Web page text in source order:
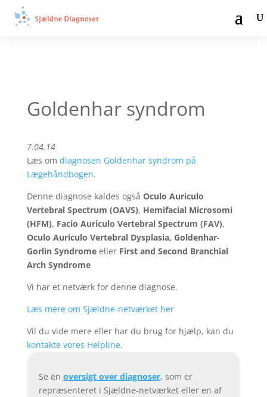
Goldenhar syndrom
7.04.14
Læs om diagnosen Goldenhar syndrom på
Lægehåndbogen.
Denne diagnose kaldes også Oculo Auriculo
Vertebral Spectrum (OAVS), Hemifacial Microsomi
(HFM), Facio Auriculo Vertebral Spectrum (FAV),
Oculo Auriculo Vertebral Dysplasia, Goldenhar-
Gorlin Syndromeeller First and Second Branchial
Arch Syndrome
Vi har et netværk for denne diagnose.
Læs mere om Sjældne-netværket her
Vil du vide mere eller har du brug for hjælp, kan du
kontakte vores Helpline.
Se en oversigt over diagnoser, som er
repræsenteret i Sjældne-netværket eller en af